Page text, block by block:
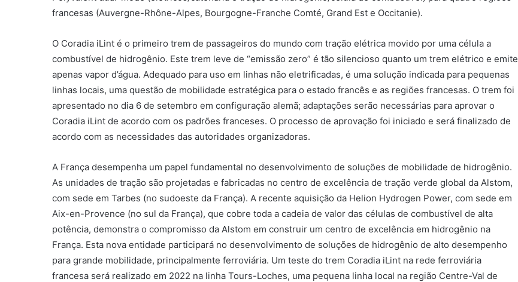
francesas (Auvergne-Rhône-Alpes, Bourgogne-Franche Comté, Grand Est e Occitanie).
O Coradia iLint é o primeiro trem de passageiros do mundo com tração elétrica movido por uma célula a
combustível de hidrogênio. Este trem leve de “emissão zero” é tão silencioso quanto um trem elétrico e emite
apenas vapor d’água. Adequado para uso em linhas não eletrificadas, é uma solução indicada para pequenas
linhas locais, uma questão de mobilidade estratégica para o estado francês e as regiões francesas. O trem foi
apresentado no dia 6 de setembro em configuração alemã; adaptações serão necessárias para aprovar o
Coradia iLint de acordo com os padrões franceses. O processo de aprovação foi iniciado e será finalizado de
acordo com as necessidades das autoridades organizadoras.
A França desempenha um papel fundamental no desenvolvimento de soluções de mobilidade de hidrogênio.
As unidades de tração são projetadas e fabricadas no centro de excelência de tração verde global da Alstom,
com sede em Tarbes (no sudoeste da França). A recente aquisição da Helion Hydrogen Power, com sede em
Aix-en-Provence (no sul da França), que cobre toda a cadeia de valor das células de combustível de alta
potência, demonstra o compromisso da Alstom em construir um centro de excelência em hidrogênio na
França. Esta nova entidade participará no desenvolvimento de soluções de hidrogênio de alto desempenho
para grande mobilidade, principalmente ferroviária. Um teste do trem Coradia iLint na rede ferroviária
francesa será realizado em 2022 na linha Tours-Loches, uma pequena linha local na região Centre-Val de